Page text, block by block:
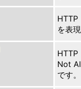
を表
Not
です。